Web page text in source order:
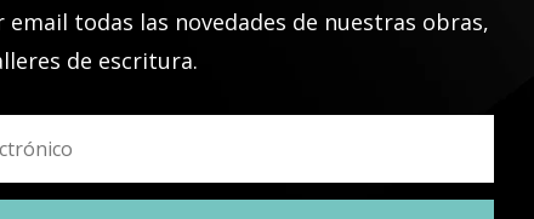
email todas las novedades de nuestras obras,
de escritura.